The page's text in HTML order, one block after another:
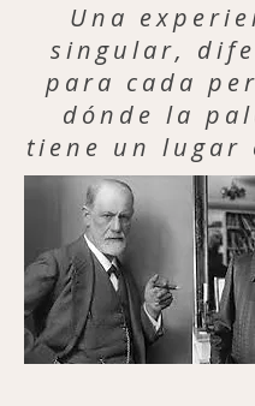
Una
singular,
para cada
dónde la
tiene un lugar